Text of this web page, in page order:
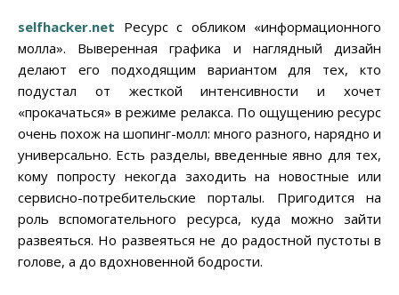
selfhacker.net Ресурс с обликом «информационного
молла». Выверенная графика и наглядный дизайн
делают его подходящим вариантом для тех, кто
подустал от жесткой интенсивности и хочет
«прокачаться» в режиме релакса. По ощущению ресурс
очень похож на шопинг-молл: много разного, нарядно и
универсально. Есть разделы, введенные явно для тех,
кому попросту некогда заходить на новостные или
сервисно-потребительские порталы. Пригодится на
роль вспомогательного ресурса, куда можно зайти
развеяться. Но развеяться не до радостной пустоты в
голове, а до вдохновенной бодрости.